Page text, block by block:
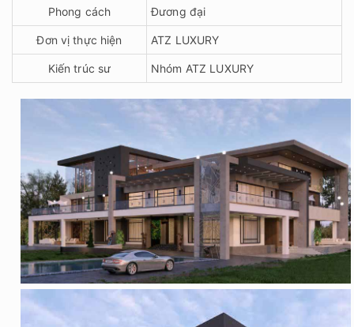
Phong cách Đương đại
Đơn vị thực hiện ATZ LUXURY
Kiến trúc sư Nhóm ATZ LUXURY